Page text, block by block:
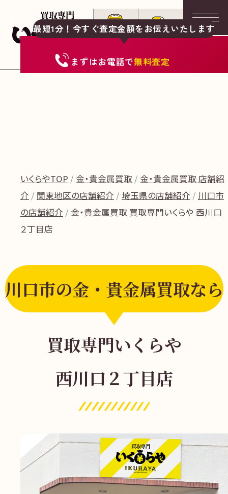
最短1分！今すぐ査定金額をお伝えいたします
まずはお電話で無料査定
無 料
いくらやTOP 金・貴金属買取
金・貴金属買取 店舗紹
介
関東地区の店舗紹介 埼玉県の店舗紹介
川口市
の店舗紹介
金・貴金属買取 買取専門いくらや 西川口
２丁目店
川口市の金・貴金属買取なら
買取専門いくらや
西川口２丁目店